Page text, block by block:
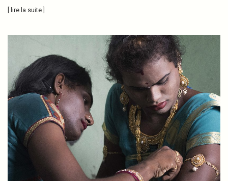
[ lire la suite ]